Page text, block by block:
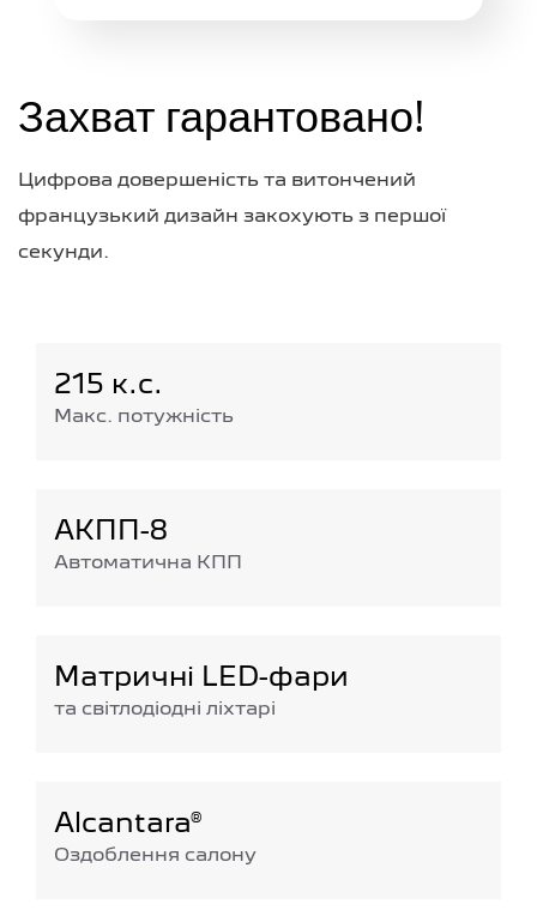
Захват гарантовано!
Цифрова довершеність та витончений
французький дизайн закохують з першої
секунди.
215 к.с.
Макс. потужність
АКПП-8
Автоматична КПП
Матричні LED-фари
та світлодіодні ліхтарі
Alcantara®
Оздоблення салону